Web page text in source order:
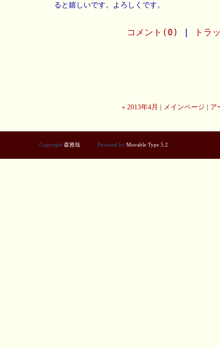
ると嬉しいです。よろしくです。
コメント(0) トラ
« 2013年4月 メインページ ア
Copyright 森雅哉 Powered by Movable Type 5.2